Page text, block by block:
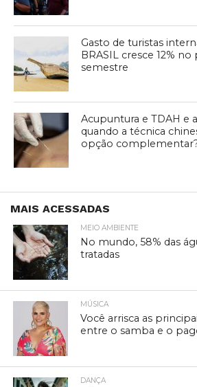
Gasto de turistas
BRASIL cresce 12%
semestre
Acupuntura e TDAH e
quando a técnica
opção
MAIS ACESSADAS
MEIO AMBIENTE
No mundo, 58% das
tratadas
MÚSICA
Você arrisca as
entre o samba e o
DANÇA